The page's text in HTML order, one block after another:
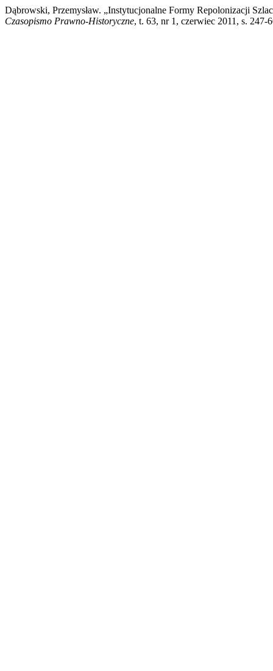
Dąbrowski, Przemysław. „Instytucjonalne Formy Repolonizacji
Czasopismo Prawno-Historyczne, t. 63, nr 1, czerwiec 2011, s. 247-